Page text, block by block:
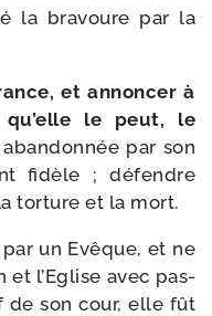
la bra­voure par la
et annon­cer à
le peut, le
aban­don­née par son
fidèle ; défendre
tor­ture et la mort.
un Evêque, et ne
et l’Eglise avec pas­
de son cour, elle fût